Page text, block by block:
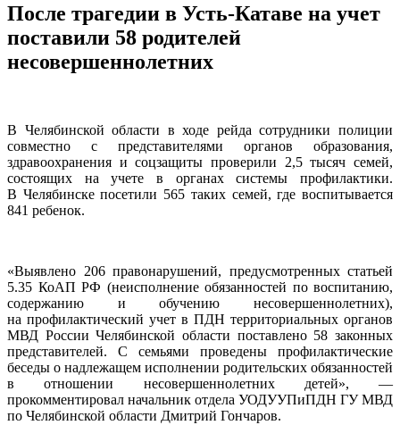
После трагедии в Усть-Катаве на учет
поставили 58 родителей
несовершеннолетних
В Челябинской области в ходе рейда сотрудники полиции
совместно с представителями органов образования,
здравоохранения и соцзащиты проверили 2,5 тысяч семей,
состоящих на учете в органах системы профилактики.
В Челябинске посетили 565 таких семей, где воспитывается
841 ребенок.
«Выявлено 206 правонарушений, предусмотренных статьей
5.35 КоАП РФ (неисполнение обязанностей по воспитанию,
содержанию и обучению несовершеннолетних),
на профилактический учет в ПДН территориальных органов
МВД России Челябинской области поставлено 58 законных
представителей. С семьями проведены профилактические
беседы о надлежащем исполнении родительских обязанностей
в отношении несовершеннолетних детей», —
прокомментировал начальник отдела УОДУУПиПДН ГУ МВД
по Челябинской области Дмитрий Гончаров.